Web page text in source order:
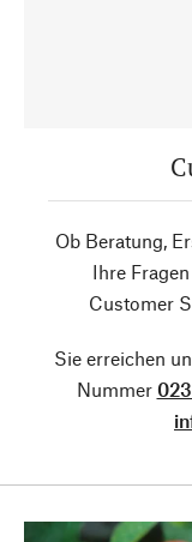
Ob Beratung,
Ihre
Customer
Sie erreichen
Nummer